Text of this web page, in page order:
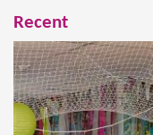
Recent